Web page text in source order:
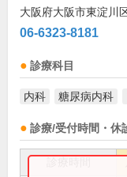
大阪府大阪市東淀川
06-6323-8181
診療科目
内科 糖尿病内科
診療/受付時間・休